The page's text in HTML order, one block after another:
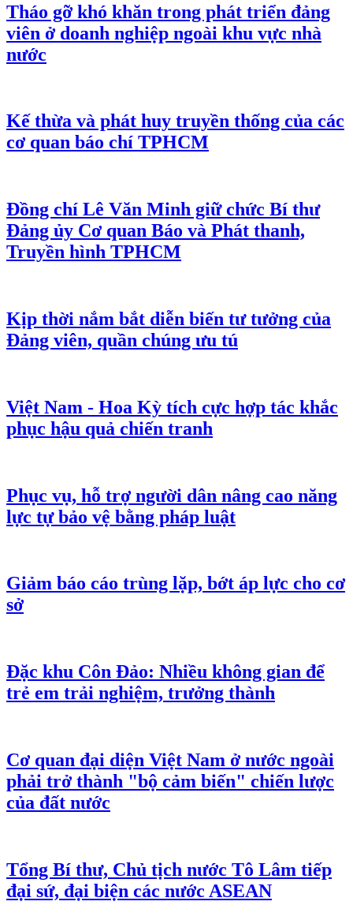
Tháo gỡ khó khăn trong phát triển đảng
viên ở doanh nghiệp ngoài khu vực nhà
nước
Kế thừa và phát huy truyền thống của các
cơ quan báo chí TPHCM
Đồng chí Lê Văn Minh giữ chức Bí thư
Đảng ủy Cơ quan Báo và Phát thanh,
Truyền hình TPHCM
Kịp thời nắm bắt diễn biến tư tưởng của
Đảng viên, quần chúng ưu tú
Việt Nam - Hoa Kỳ tích cực hợp tác khắc
phục hậu quả chiến tranh
Phục vụ, hỗ trợ người dân nâng cao năng
lực tự bảo vệ bằng pháp luật
Giảm báo cáo trùng lặp, bớt áp lực cho cơ
sở
Đặc khu Côn Đảo: Nhiều không gian để
trẻ em trải nghiệm, trưởng thành
Cơ quan đại diện Việt Nam ở nước ngoài
phải trở thành "bộ cảm biến" chiến lược
của đất nước
Tổng Bí thư, Chủ tịch nước Tô Lâm tiếp
đại sứ, đại biện các nước ASEAN